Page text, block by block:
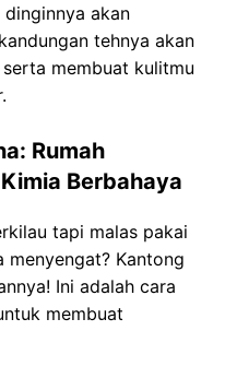
akan
tehnya akan
membuat kulitmu
Rumah
Berbahaya
tapi malas pakai
menyengat? Kantong
Ini adalah cara
membuat